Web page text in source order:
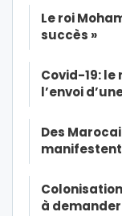
Le roi
succès »
Covid-19: le
l’envoi
Des
à